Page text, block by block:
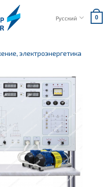
Русский 0
электроэнергетика